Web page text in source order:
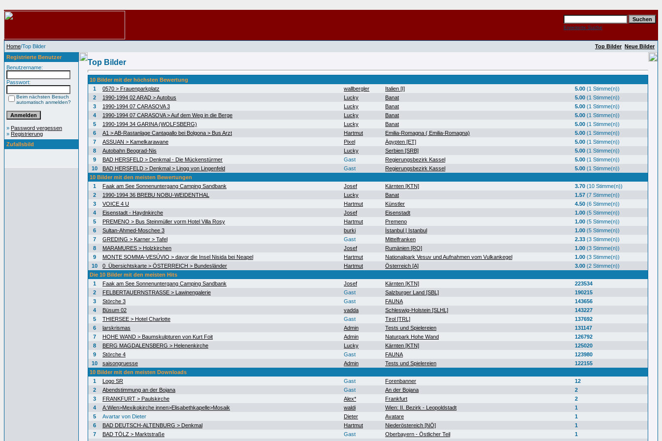
Erweiterte Suche
Home/Top Bilder Top Bilder Neue Bilder
Registrierte Benutzer
Benutzername:
Passwort:
Beim nächsten Besuch
automatisch anmelden?
» Password vergessen
» Registrierung
Zufallsbild
Top Bilder
10 Bilder mit der höchsten Bewertung
1
0570 > Frauenparkplatz wallbergler Italien [I] 5.00 (1 Stimme(n))
2
1990-1994 02 ARAD > Autobus Lucky Banat 5.00 (1 Stimme(n))
3
1990-1994 07 CARASOVA 3 Lucky Banat 5.00 (1 Stimme(n))
4
1990-1994 07 CARASOVA > Auf dem Weg in die Berge Lucky Banat 5.00 (1 Stimme(n))
5
1990-1994 34 GARINA (WOLFSBERG) Lucky Banat 5.00 (1 Stimme(n))
6
A1 > AB-Rastanlage Cantagallo bei Bolgona > Bus Arzt Hartmut Emilia-Romagna ( Emilia-Romagna) 5.00 (1 Stimme(n))
7
ASSUAN > Kamelkarawane Pixel Ägypten [ET] 5.00 (1 Stimme(n))
8
Autobahn Beograd-Nis Lucky Serbien [SRB] 5.00 (1 Stimme(n))
9
BAD HERSFELD > Denkmal - Die Mückenstürmer Gast Regierungsbezirk Kassel 5.00 (1 Stimme(n))
10
BAD HERSFELD > Denkmal > Lingg von Lingenfeld Gast Regierungsbezirk Kassel 5.00 (1 Stimme(n))
10 Bilder mit den meisten Bewertungen
1
Faak am See Sonnenuntergang Camping Sandbank Josef Kärnten [KTN] 3.70 (10 Stimme(n))
2
1990-1994 36 BREBU NOBU-WEIDENTHAL Lucky Banat 1.57 (7 Stimme(n))
3
VOICE 4 U Hartmut Künstler 4.50 (6 Stimme(n))
4
Eisenstadt - Haydnkirche Josef Eisenstadt 1.00 (5 Stimme(n))
5
PREMENO > Bus Steinmüller vorm Hotel Villa Rosy Hartmut Premeno 1.00 (5 Stimme(n))
6
Sultan-Ahmed-Moschee 3 burki İstanbul | Istanbul 1.00 (5 Stimme(n))
7
GREDING > Karner > Tafel Gast Mittelfranken 2.33 (3 Stimme(n))
8
MARAMURES > Holzkirchen Josef Rumänien [RO] 1.00 (3 Stimme(n))
9
MONTE SOMMA-VESÚVIO > davor die Insel Nisida bei Neapel Hartmut Nationalpark Vesuv und Aufnahmen vom Vulkankegel 1.00 (3 Stimme(n))
10
0_Übersichtskarte > ÖSTERREICH > Bundesländer Hartmut Österreich [A] 3.00 (2 Stimme(n))
Die 10 Bilder mit den meisten Hits
1
Faak am See Sonnenuntergang Camping Sandbank Josef Kärnten [KTN]
223534
2
FELBERTAUERNSTRASSE > Lawinengalerie Gast Salzburger Land [SBL]
190215
3
Störche 3 Gast FAUNA
143656
4
Büsum 02 vadda Schleswig-Holstein [SLHL]
143227
5
THIERSEE > Hotel Charlotte Gast Tirol [TRL]
137692
6
larskrismas Admin Tests und Spielereien
131147
7
HOHE WAND > Baumskulpturen von Kurt Foit Admin Naturpark Hohe Wand
126792
8
BERG MAGDALENSBERG > Helenenkirche Lucky Kärnten [KTN]
125020
9
Störche 4 Gast FAUNA
123980
10
saisongruesse Admin Tests und Spielereien
122155
10 Bilder mit den meisten Downloads
1
Logo SR Gast Forenbanner
12
2
Abendstimmung an der Bojana Gast An der Bojana
2
3
FRANKFURT > Paulskirche Alex* Frankfurt
2
4
A:Wien>Mexikokirche innen>Elisabethkapelle>Mosaik waldi Wien: II. Bezirk - Leopoldstadt
1
5
Avartar von Dieter Dieter Avatare
1
6
BAD DEUTSCH-ALTENBURG > Denkmal Hartmut Niederöstereich [NÖ]
1
7
BAD TÖLZ > Marktstraße Gast Oberbayern - Östlicher Teil
1